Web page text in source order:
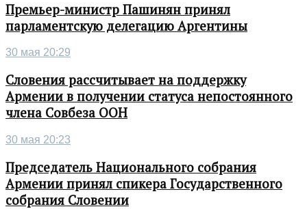
Премьер-министр Пашинян принял
парламентскую делегацию Аргентины
30 мая 20:29
Словения рассчитывает на поддержку
Армении в получении статуса непостоянного
члена Совбеза ООН
30 мая 20:23
Председатель Национального собрания
Армении принял спикера Государственного
собрания Словении